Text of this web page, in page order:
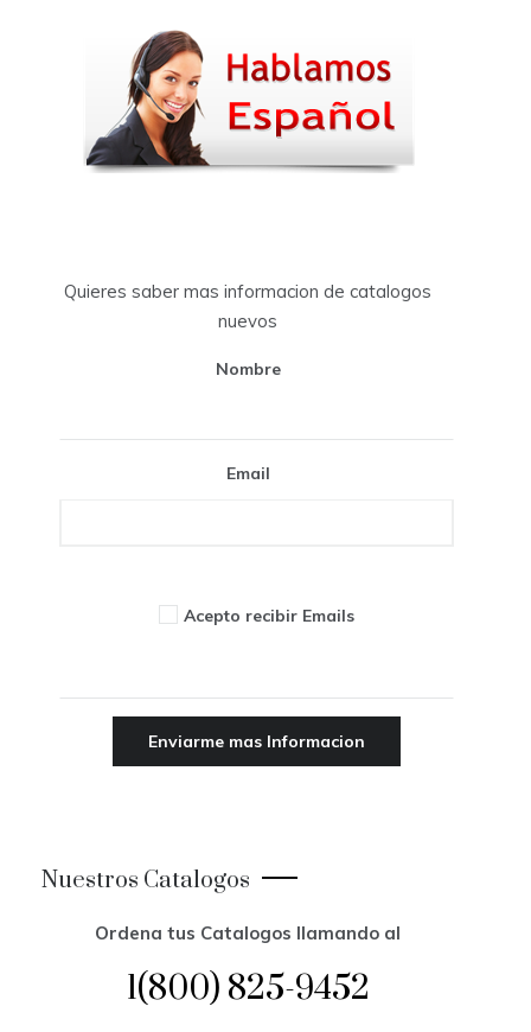
Quieres saber mas informacion de catalogos
nuevos
Nombre
Email
Acepto recibir Emails
Nuestros Catalogos
Ordena tus Catalogos llamando al
1(800) 825-9452